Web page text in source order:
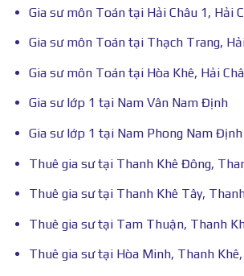
Gia sư môn Toán tại Hải Châu 1, Hải
Gia sư môn Toán tại Thạch Trang,
Gia sư môn Toán tại Hòa Khê, Hải
Gia sư lớp 1 tại Nam Vân Nam Định
Gia sư lớp 1 tại Nam Phong Nam Định
Thuê gia sư tại Thanh Khê Đông,
Thuê gia sư tại Thanh Khê Tây,
Thuê gia sư tại Tam Thuận, Thanh
Thuê gia sư tại Hòa Minh, Thanh